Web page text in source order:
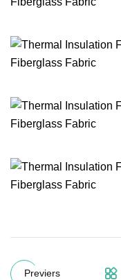
Previers